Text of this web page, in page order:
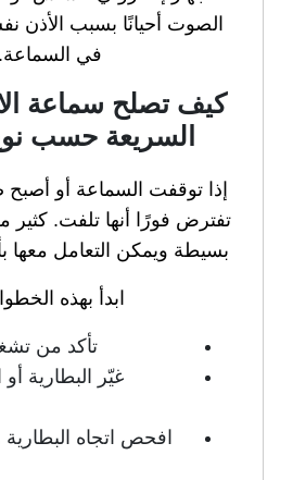
الصوت أحيانًا بسبب الأذن
في السماعة.
كيف تصلح سماعة
السريعة حسب
إذا توقفت السماعة أو أصبح
تفترض فورًا أنها تلفت. كثير
بسيطة ويمكن التعامل معها
ابدأ بهذه
تأكد من
غيّر البطارية
افحص اتجاه